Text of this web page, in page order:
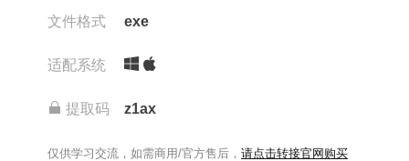
文件格式 exe
适配系统
提取码 z1ax
仅供学习交流，如需商用/官方售后， 请点击转接官网购买